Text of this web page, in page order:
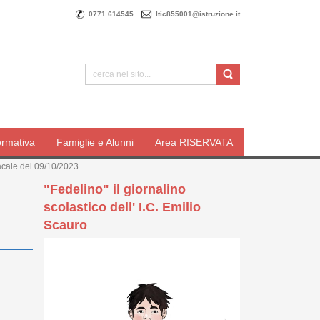
0771.614545 ltic855001@istruzione.it
Famiglie e Alunni Area RISERVATA
del 09/10/2023
"Fedelino" il giornalino
scolastico dell' I.C. Emilio
Scauro